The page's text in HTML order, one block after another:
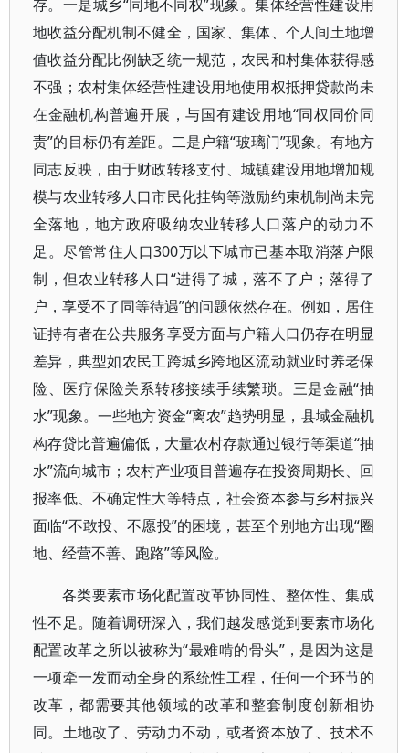
存。一是城乡“同地不同权”现象。集体经营性建设用
地收益分配机制不健全，国家、集体、个人间土地增
值收益分配比例缺乏统一规范，农民和村集体获得感
不强；农村集体经营性建设用地使用权抵押贷款尚未
在金融机构普遍开展，与国有建设用地“同权同价同
责”的目标仍有差距。二是户籍“玻璃门”现象。有地方
同志反映，由于财政转移支付、城镇建设用地增加规
模与农业转移人口市民化挂钩等激励约束机制尚未完
全落地，地方政府吸纳农业转移人口落户的动力不
足。尽管常住人口300万以下城市已基本取消落户限
制，但农业转移人口“进得了城，落不了户；落得了
户，享受不了同等待遇”的问题依然存在。例如，居住
证持有者在公共服务享受方面与户籍人口仍存在明显
差异，典型如农民工跨城乡跨地区流动就业时养老保
险、医疗保险关系转移接续手续繁琐。三是金融“抽
水”现象。一些地方资金“离农”趋势明显，县域金融机
构存贷比普遍偏低，大量农村存款通过银行等渠道“抽
水”流向城市；农村产业项目普遍存在投资周期长、回
报率低、不确定性大等特点，社会资本参与乡村振兴
面临“不敢投、不愿投”的困境，甚至个别地方出现“圈
地、经营不善、跑路”等风险。
各类要素市场化配置改革协同性、整体性、集成
性不足。随着调研深入，我们越发感觉到要素市场化
配置改革之所以被称为“最难啃的骨头”，是因为这是
一项牵一发而动全身的系统性工程，任何一个环节的
改革，都需要其他领域的改革和整套制度创新相协
同。土地改了、劳动力不动，或者资本放了、技术不